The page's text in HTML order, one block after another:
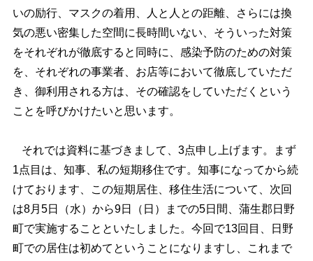
いの励行、マスクの着用、人と人との距離、さらには換
気の悪い密集した空間に長時間いない、そういった対策
をそれぞれが徹底すると同時に、感染予防のための対策
を、それぞれの事業者、お店等において徹底していただ
き、御利用される方は、その確認をしていただくという
ことを呼びかけたいと思います。
それでは資料に基づきまして、3点申し上げます。まず
1点目は、知事、私の短期移住です。知事になってから続
けております、この短期居住、移住生活について、次回
は8月5日（水）から9日（日）までの5日間、蒲生郡日野
町で実施することといたしました。今回で13回目、日野
町での居住は初めてということになりますし、これまで